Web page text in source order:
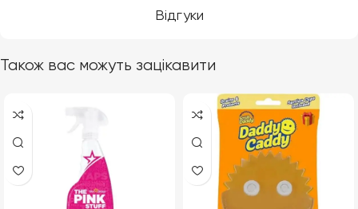
Відгуки
Також вас можуть зацікавити